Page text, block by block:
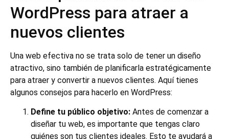
WordPress para atraer a
nuevos clientes
Una web efectiva no se trata solo de tener un diseño
atractivo, sino también de planificarla estratégicamente
para atraer y convertir a nuevos clientes. Aquí tienes
algunos consejos para hacerlo en WordPress:
Define tu público objetivo: Antes de comenzar a
diseñar tu web, es importante que tengas claro
quiénes son tus clientes ideales. Esto te ayudará a